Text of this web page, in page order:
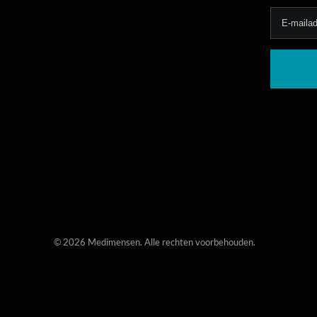
© 2026 Medimensen. Alle rechten voorbehouden.